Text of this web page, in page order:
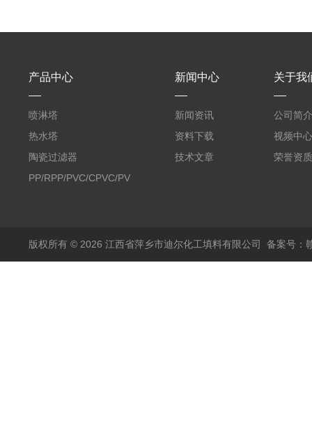
产品中心
喷淋塔
热水塔
陶瓷过滤器
PP/RPP/PVC/CPVC/PVDF
新闻中心
新闻资讯
资料下载
技术文章
关于我
公司简介
视频中心
荣誉资质
版权所有 © 2026 江西省萍乡市迪尔化工填料有限公司 备案号：